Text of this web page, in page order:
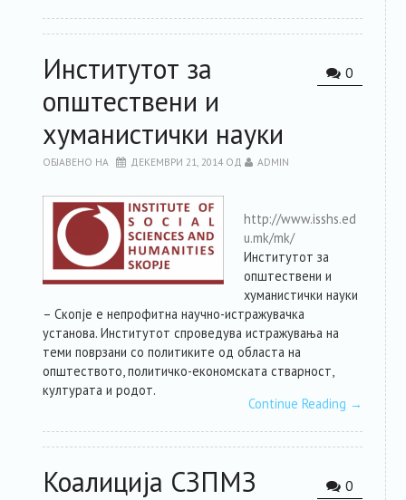
0
Институтот за
општествени и
хуманистички науки
ОБЈАВЕНО НА ДЕКЕМВРИ 21, 2014ОД ADMIN
http://www.isshs.ed
u.mk/mk/
Институтот за
општествени и
хуманистички науки
– Скопје е непрофитна научно-истражувачка
установа. Институтот спроведува истражувања на
теми поврзани со политиките од областа на
општеството, политичко-економската стварност,
културата и родот.
Continue Reading →
0
Коалиција СЗПМЗ